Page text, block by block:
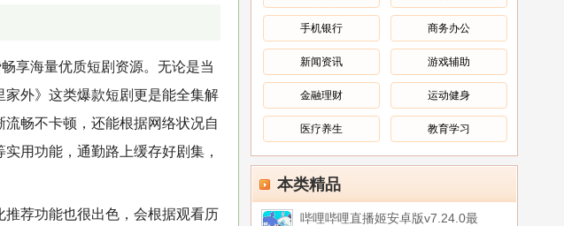
手机银行 商务办公
新闻资讯 游戏辅助
金融理财 运动健身
医疗养生 教育学习
本类精品
哔哩哔哩直播姬安卓版v7.24.0最
享海量优质短剧资源。无论是当
外》这类爆款短剧更是能全集解
畅不卡顿，还能根据网络状况自
用功能，通勤路上缓存好剧集，
荐功能也很出色，会根据观看历